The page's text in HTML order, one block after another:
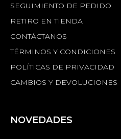
SEGUIMIENTO DE PEDIDO
RETIRO EN TIENDA
CONTÁCTANOS
TÉRMINOS Y CONDICIONES
POLÍTICAS DE PRIVACIDAD
CAMBIOS Y DEVOLUCIONES
NOVEDADES